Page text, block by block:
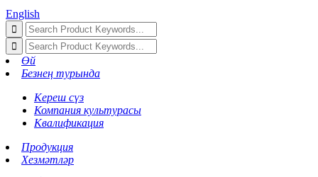
English
Өй
Безнең турында
Кереш сүз
Компания культурасы
Квалификация
Продукция
Хезмәтләр